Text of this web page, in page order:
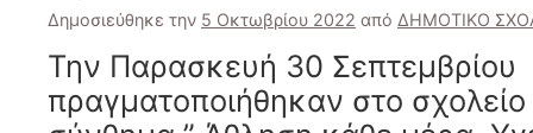
Δημοσιεύθηκε την 5 Οκτωβρίου 2022 από ΔΗΜΟΤΙΚΟ
Την Παρασκευή 30 Σεπτεμβρίου
πραγματοποιήθηκαν στο